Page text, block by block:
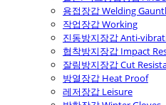
용접장갑 Welding
작업장갑 Working
진동방지장갑 Anti-
협착방지장갑 Impact
잘림방지장갑 Cut
방열장갑 Heat Proof
레저장갑 Leisure